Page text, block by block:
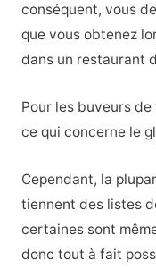
conséquent, vous
que vous obtenez
dans un restaurant
Pour les buveurs
ce qui concerne le
Cependant, la
tiennent des listes
certaines sont
donc tout à fait